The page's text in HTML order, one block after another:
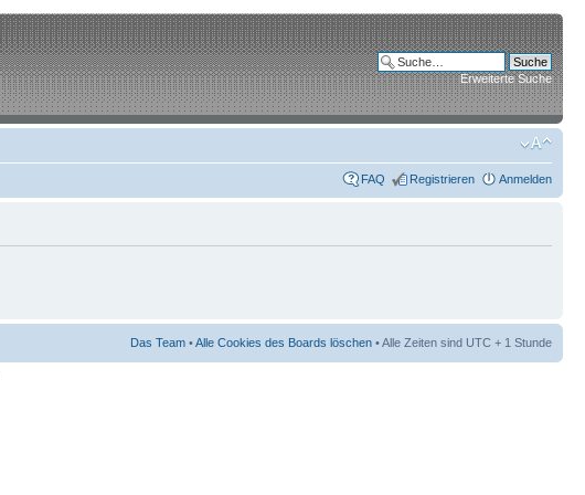
Erweiterte Suche
FAQ Registrieren Anmelden
Das Team •Alle Cookies des Boards löschen • Alle Zeiten sind UTC + 1 Stunde